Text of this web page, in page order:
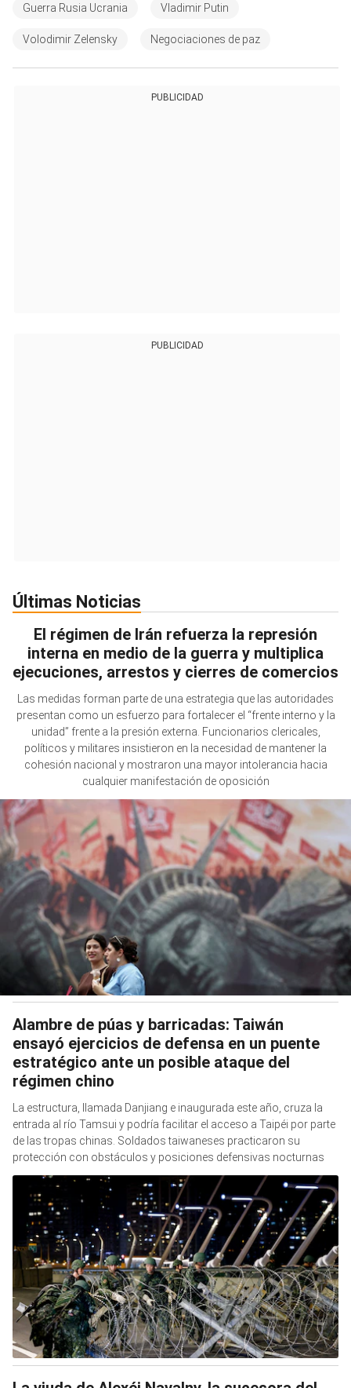
Guerra Rusia Ucrania Vladimir Putin
Volodimir Zelensky Negociaciones de paz
PUBLICIDAD
PUBLICIDAD
Últimas Noticias
El régimen de Irán refuerza la represión
interna en medio de la guerra y multiplica
ejecuciones, arrestos y cierres de comercios
Las medidas forman parte de una estrategia que las autoridades
presentan como un esfuerzo para fortalecer el “frente interno y la
unidad” frente a la presión externa. Funcionarios clericales,
políticos y militares insistieron en la necesidad de mantener la
cohesión nacional y mostraron una mayor intolerancia hacia
cualquier manifestación de oposición
Alambre de púas y barricadas: Taiwán
ensayó ejercicios de defensa en un puente
estratégico ante un posible ataque del
régimen chino
La estructura, llamada Danjiang e inaugurada este año, cruza la
entrada al río Tamsui y podría facilitar el acceso a Taipéi por parte
de las tropas chinas. Soldados taiwaneses practicaron su
protección con obstáculos y posiciones defensivas nocturnas